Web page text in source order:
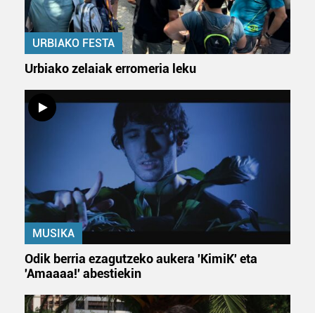
URBIAKO FESTA
Urbiako zelaiak erromeria leku
MUSIKA
Odik berria ezagutzeko aukera 'KimiK' eta
'Amaaaa!' abestiekin